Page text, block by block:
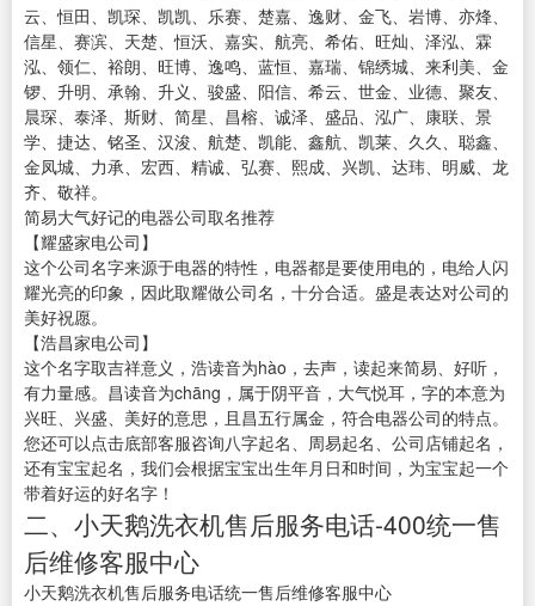
云、恒田、凯琛、凯凯、乐赛、楚嘉、逸财、金飞、岩博、亦烽、
信星、赛滨、天楚、恒沃、嘉实、航亮、希佑、旺灿、泽泓、霖
泓、领仁、裕朗、旺博、逸鸣、蓝恒、嘉瑞、锦绣城、来利美、金
锣、升明、承翰、升义、骏盛、阳信、希云、世金、业德、聚友、
晨琛、泰泽、斯财、简星、昌榕、诚泽、盛品、泓广、康联、景
学、捷达、铭圣、汉浚、航楚、凯能、鑫航、凯莱、久久、聪鑫、
金凤城、力承、宏西、精诚、弘赛、熙成、兴凯、达玮、明威、龙
齐、敬祥。
简易大气好记的电器公司取名推荐
【耀盛家电公司】
这个公司名字来源于电器的特性，电器都是要使用电的，电给人闪
耀光亮的印象，因此取耀做公司名，十分合适。盛是表达对公司的
美好祝愿。
【浩昌家电公司】
这个名字取吉祥意义，浩读音为hào，去声，读起来简易、好听，
有力量感。昌读音为chāng，属于阴平音，大气悦耳，字的本意为
兴旺、兴盛、美好的意思，且昌五行属金，符合电器公司的特点。
您还可以点击底部客服咨询八字起名、周易起名、公司店铺起名，
还有宝宝起名，我们会根据宝宝出生年月日和时间，为宝宝起一个
带着好运的好名字！
二、小天鹅洗衣机售后服务电话-400统一售
后维修客服中心
小天鹅洗衣机售后服务电话统一售后维修客服中心